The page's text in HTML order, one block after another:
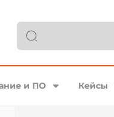
и ПО Кейсы